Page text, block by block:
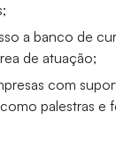
a banco de
de atuação;
com
palestras e